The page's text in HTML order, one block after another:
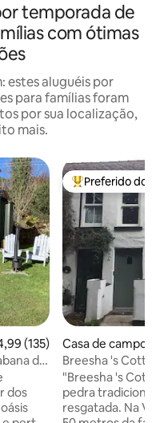
temporada de
com ótimas
estes aluguéis por
para famílias foram
por sua localização,
mais.
de uma avaliação média de
(135)
de
dos
Entre os
Preferido dos
Casa de campo ⋅
Breesha 's
com cozinha
"Breesha 's
pedra tradicional
resgatada. Na Vila de Ballaugh, a apenas